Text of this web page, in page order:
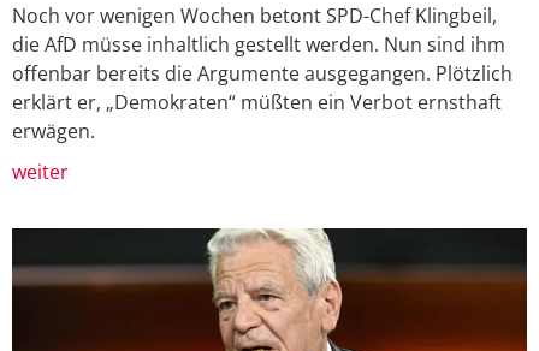
Noch vor wenigen Wochen betont SPD-Chef Klingbeil,
die AfD müsse inhaltlich gestellt werden. Nun sind ihm
offenbar bereits die Argumente ausgegangen. Plötzlich
erklärt er, „Demokraten“ müßten ein Verbot ernsthaft
erwägen.
weiter